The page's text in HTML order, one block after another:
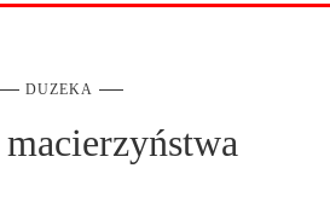
DUZEKA
macierzyństwa